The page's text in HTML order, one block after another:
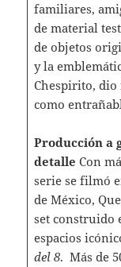
familiares,
de material
de objetos
y la
Chespirito,
como
Producción a
detalle Con
serie se filmó
de México,
set construido
espacios
del 8. Más de